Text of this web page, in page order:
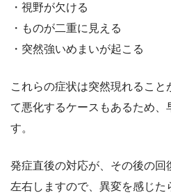
・視野が欠ける
・ものが二重に見える
・突然強いめまいが起こる
これらの症状は突然現れるこ
て悪化するケースもあるため
す。
発症直後の対応が、その後の回
左右しますので、異変を感じた